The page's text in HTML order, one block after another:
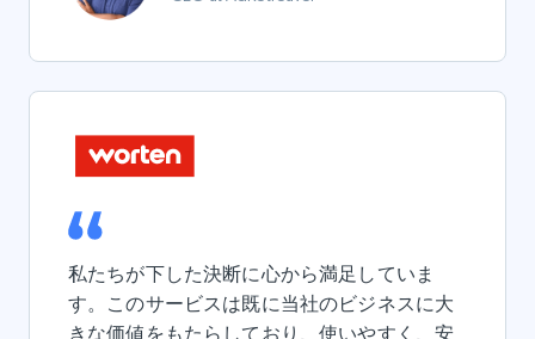
私たちが下した決断に心から満足していま
す。このサービスは既に当社のビジネスに大
きな価値をもたらしており、使いやすく、安